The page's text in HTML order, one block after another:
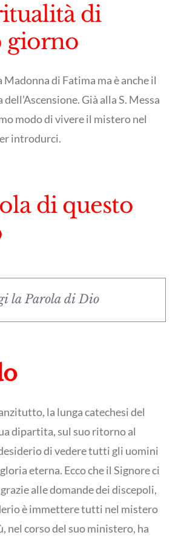
di
giorno
Madonna di Fatima ma è anche il
Già alla S. Messa
modo di vivere il mistero nel
introdurci.
di questo
la Parola di Dio
la lunga catechesi del
dipartita, sul suo ritorno al
di vedere tutti gli uomini
eterna. Ecco che il Signore ci
alle domande dei discepoli,
è immettere tutti nel mistero
nel corso del suo ministero, ha